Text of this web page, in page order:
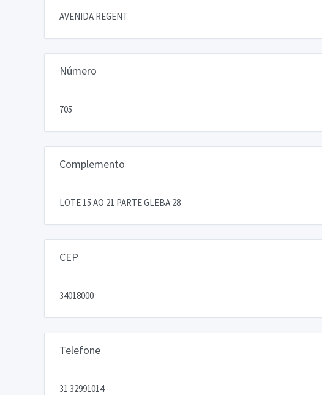
AVENIDA REGENT
Número
705
Complemento
LOTE 15 AO 21 PARTE GLEBA 28
CEP
34018000
Telefone
31 32991014